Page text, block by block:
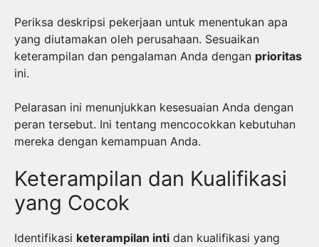
Periksa deskripsi pekerjaan untuk menentukan apa
yang diutamakan oleh perusahaan. Sesuaikan
keterampilan dan pengalaman Anda dengan prioritas
ini.
Pelarasan ini menunjukkan kesesuaian Anda dengan
peran tersebut. Ini tentang mencocokkan kebutuhan
mereka dengan kemampuan Anda.
Keterampilan dan Kualifikasi
yang Cocok
Identifikasi keterampilan inti dan kualifikasi yang